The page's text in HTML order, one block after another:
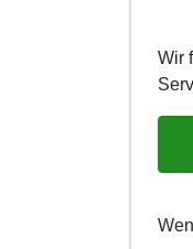
Wir